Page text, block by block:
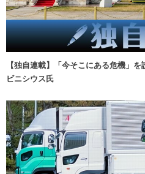
【独自連載】「今そこにある危機」
ビニシウス氏